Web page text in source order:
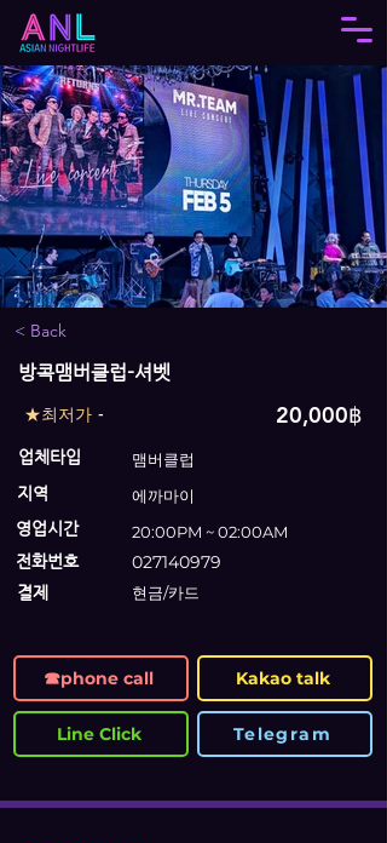
< Back
방콕맴버클럽-셔벳
★최저가 - 20,000฿
업체타입
맴버클럽
지역
에까마이
영업시간
20:00PM ~ 02:00AM
전화번호
027140979
결제 현금/카드
☎phone call Kakao talk
Line Click Telegram